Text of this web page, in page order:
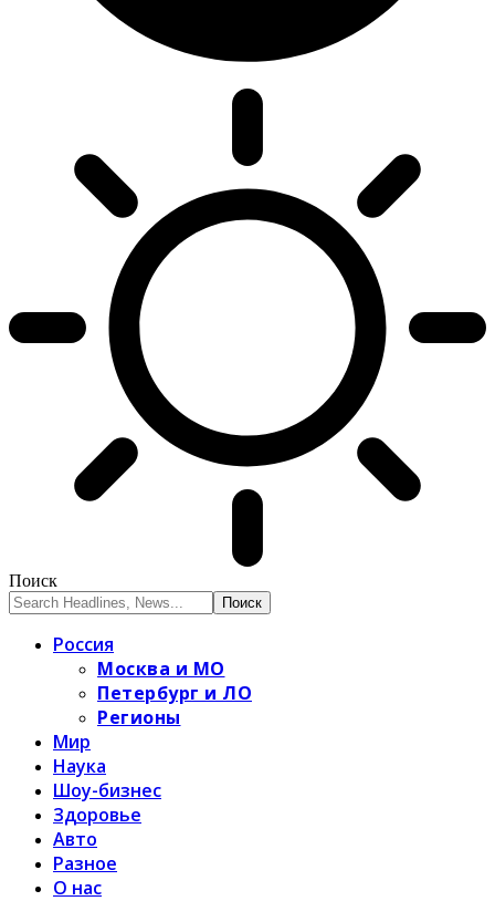
Поиск
Россия
Москва и МО
Петербург и ЛО
Регионы
Мир
Наука
Шоу-бизнес
Здоровье
Авто
Разное
О нас